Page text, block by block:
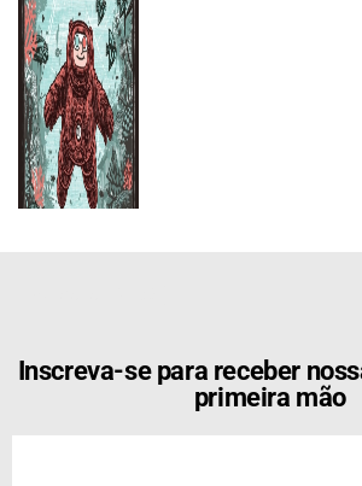
Inscreva-se para receber
primeira mão